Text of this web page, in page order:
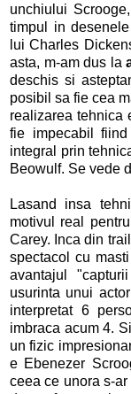
unchiului
timpul in
lui Charles
asta, m-am dus la
deschis si
posibil sa fie cea
realizarea tehnica
fie impecabil
integral prin
Beowulf. Se vede
Lasand insa
motivul real
Carey. Inca din
spectacol cu
avantajul
usurinta unui
interpretat 6
imbraca acum 4.
un fizic
e Ebenezer
ceea ce unora s-